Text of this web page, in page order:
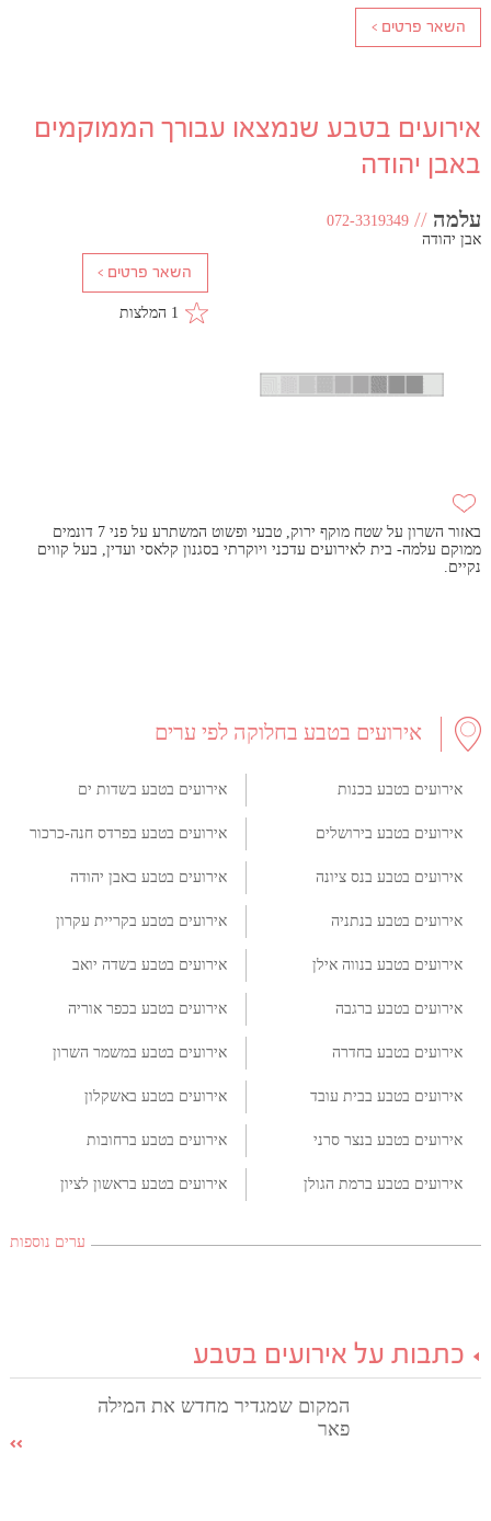
אירועים בטבע שנמצאו עבורך הממוקמים
באבן יהודה
עלמה //
072-3319349
אבן יהודה
1 המלצות
באזור השרון על שטח מוקף ירוק, טבעי ופשוט המשתרע על פני 7 דונמים
ממוקם עלמה- בית לאירועים עדכני ויוקרתי בסגנון קלאסי ועדין, בעל קווים
נקיים.
אירועים בטבע בחלוקה לפי ערים
אירועים בטבע בכנות אירועים בטבע בשדות ים
אירועים בטבע בירושלים אירועים בטבע בפרדס חנה-כרכור
אירועים בטבע בנס ציונה אירועים בטבע באבן יהודה
אירועים בטבע בנתניה אירועים בטבע בקריית עקרון
אירועים בטבע בנווה אילן אירועים בטבע בשדה יואב
אירועים בטבע ברגבה אירועים בטבע בכפר אוריה
אירועים בטבע בחדרה אירועים בטבע במשמר השרון
אירועים בטבע בבית עובד אירועים בטבע באשקלון
אירועים בטבע בנצר סרני אירועים בטבע ברחובות
אירועים בטבע ברמת הגולן אירועים בטבע בראשון לציון
ערים נוספות
כתבות על אירועים בטבע
המקום שמגדיר מחדש את המילה
פאר